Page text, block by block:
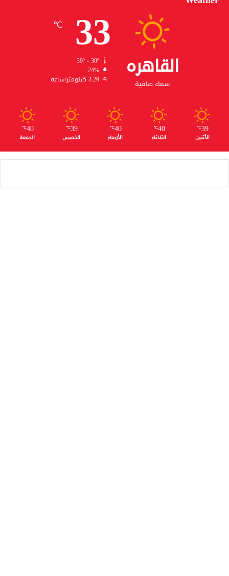
القاهره
سماء صافية
33
℃
39º - 30º
24%
3.29 كيلومتر/ساعة
39
℃
الأثنين
40
℃
الثلاثاء
40
℃
الأربعاء
39
℃
الخميس
40
℃
الجمعة